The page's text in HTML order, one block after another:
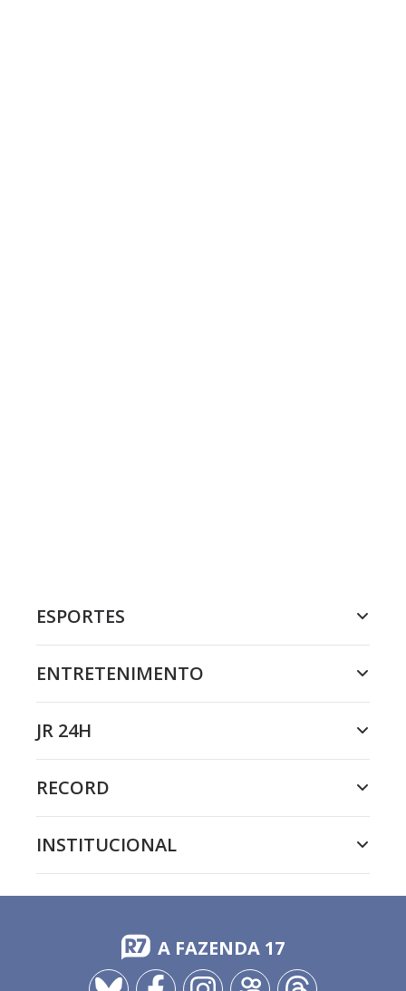
ESPORTES
ENTRETENIMENTO
JR 24H
RECORD
INSTITUCIONAL
A FAZENDA 17